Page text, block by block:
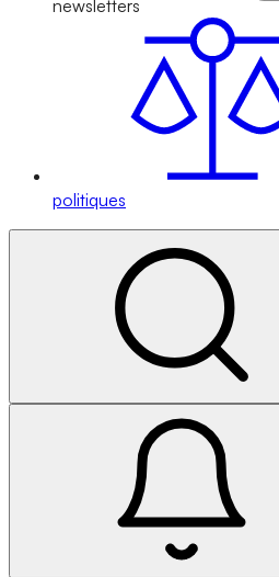
newsletters
politiques